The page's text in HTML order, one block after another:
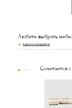
Любите выбрать
Адреса шоурумов
В наших уютных шоурумах с большим
Сочетается с